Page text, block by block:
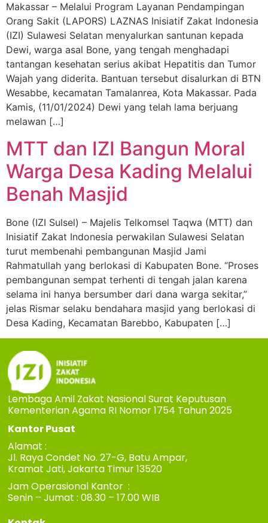
Makassar – Melalui Program Layanan Pendampingan
Orang Sakit (LAPORS) LAZNAS Inisiatif Zakat Indonesia
(IZI) Sulawesi Selatan menyalurkan santunan kepada
Dewi, warga asal Bone, yang tengah menghadapi
tantangan kesehatan serius akibat Hepatitis dan Tumor
Wajah yang diderita. Bantuan tersebut disalurkan di BTN
Wesabbe, kecamatan Tamalanrea, Kota Makassar. Pada
Kamis, (11/01/2024) Dewi yang telah lama berjuang
melawan […]
MTT dan IZI Bangun Moral
Warga Desa Kading Melalui
Benah Masjid
Bone (IZI Sulsel) – Majelis Telkomsel Taqwa (MTT) dan
Inisiatif Zakat Indonesia perwakilan Sulawesi Selatan
turut membenahi pembangunan Masjid Jami
Rahmatullah yang berlokasi di Kabupaten Bone. “Proses
pembangunan sempat terhenti di tengah jalan karena
selama ini hanya bersumber dari dana warga sekitar,”
jelas Rismar selaku bendahara masjid yang berlokasi di
Desa Kading, Kecamatan Barebbo, Kabupaten […]
Lembaga Amil Zakat Nasional Surat Keputusan
Kementerian Agama RI Nomor 1754 Tahun 2025
Kantor Pusat
Alamat :
Jl. Raya Condet No. 27-G, Batu Ampar,
Kramat Jati, Jakarta Timur 13520
Jam Operasional Kantor :
Senin – Jumat : 08.30 – 17.00 WIB